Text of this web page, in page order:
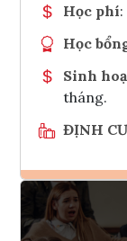
Học phí:
Học
Sinh
tháng.
ĐỊNH CƯ